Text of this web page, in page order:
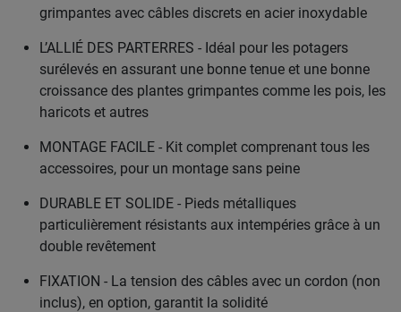
grimpantes avec câbles discrets en acier inoxydable
L’ALLIÉ DES PARTERRES - Idéal pour les potagers
surélevés en assurant une bonne tenue et une bonne
croissance des plantes grimpantes comme les pois, les
haricots et autres
MONTAGE FACILE - Kit complet comprenant tous les
accessoires, pour un montage sans peine
DURABLE ET SOLIDE - Pieds métalliques
particulièrement résistants aux intempéries grâce à un
double revêtement
FIXATION - La tension des câbles avec un cordon (non
inclus), en option, garantit la solidité